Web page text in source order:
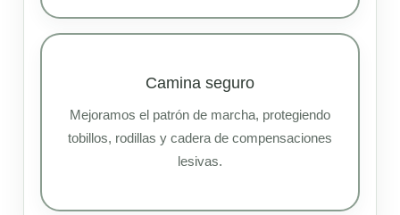
Camina seguro
Mejoramos el patrón de marcha, protegiendo
tobillos, rodillas y cadera de compensaciones
lesivas.